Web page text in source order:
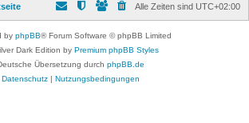
Alle Zeiten sind UTC+02:00
by phpBB® Forum Software © phpBB Limited
Dark Edition by Premium phpBB Styles
Übersetzung durch phpBB.de
Datenschutz| Nutzungsbedingungen